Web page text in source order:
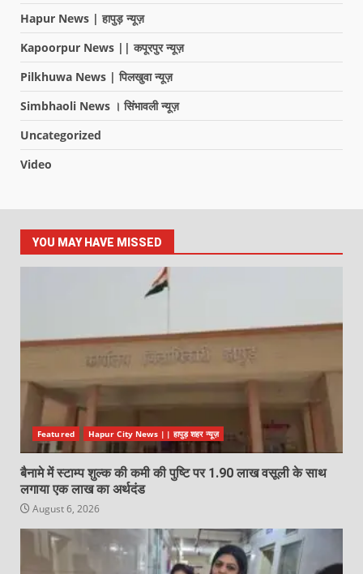
Hapur News | हापुड़ न्यूज़
Kapoorpur News || कपूरपुर न्यूज़
Pilkhuwa News | पिलखुवा न्यूज़
Simbhaoli News । सिंभावली न्यूज़
Uncategorized
Video
YOU MAY HAVE MISSED
Featured Hapur City News || हापुड़ शहर न्यूज़
बैनामे में स्टाम्प शुल्क की कमी की पुष्टि पर 1.90 लाख वसूली के साथ
लगाया एक लाख का अर्थदंड
August 6, 2026